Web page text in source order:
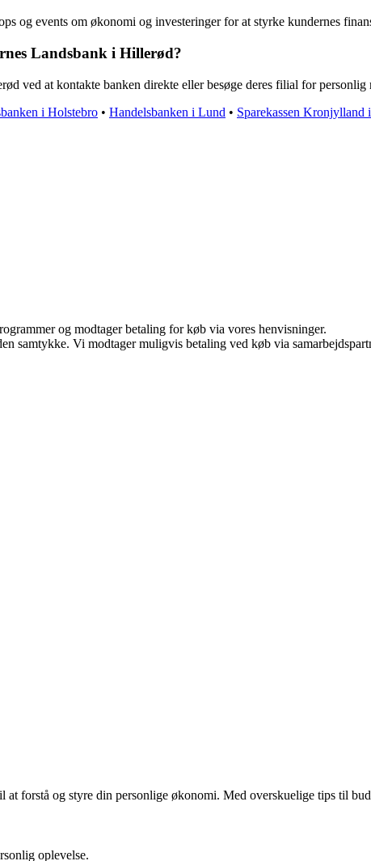
og events om økonomi og investeringer for at styrke kundernes
Landsbank i Hillerød?
ved at kontakte banken direkte eller besøge deres filial for
i Holstebro • Handelsbanken i Lund • Sparekassen Kronjylland
og modtager betaling for køb via vores henvisninger.
samtykke. Vi modtager muligvis betaling ved køb via
forstå og styre din personlige økonomi. Med overskuelige tips til
oplevelse.